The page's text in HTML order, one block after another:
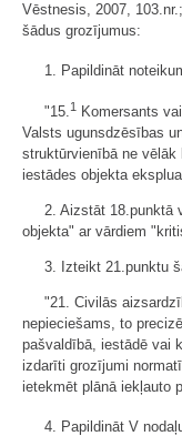
Vēstnesis, 2007,
šādus grozījumus:
1. Papildināt
"15. 1 Komersants
Valsts ugunsdzēsības
struktūrvienībā ne vēlāk
iestādes objekta
2. Aizstāt 18.punktā
objekta" ar vārdiem
3. Izteikt 21.punktu
"21. Civilās
nepieciešams, to
pašvaldībā, iestādē vai
izdarīti grozījumi
ietekmēt plānā iekļauto
4. Papildināt V